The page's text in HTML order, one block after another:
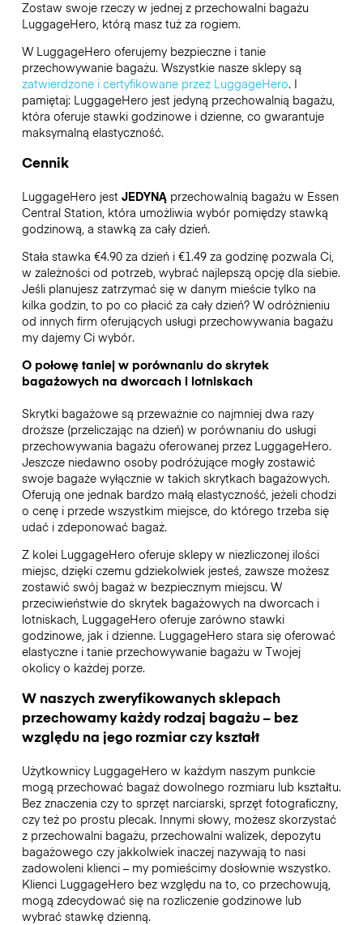
Zostaw swoje rzeczy w jednej z przechowalni bagażu
LuggageHero, którą masz tuż za rogiem.
W LuggageHero oferujemy bezpieczne i tanie
przechowywanie bagażu. Wszystkie nasze sklepy są
zatwierdzone i certyfikowane przez LuggageHero. I
pamiętaj: LuggageHero jest jedyną przechowalnią bagażu,
która oferuje stawki godzinowe i dzienne, co gwarantuje
maksymalną elastyczność.
Cennik
LuggageHero jest JEDYNĄprzechowalnią bagażu w Essen
Central Station, która umożliwia wybór pomiędzy stawką
godzinową, a stawką za cały dzień.
Stała stawka €4.90 za dzień i €1.49 za godzinę pozwala Ci,
w zależności od potrzeb, wybrać najlepszą opcję dla siebie.
Jeśli planujesz zatrzymać się w danym mieście tylko na
kilka godzin, to po co płacić za cały dzień? W odróżnieniu
od innych firm oferujących usługi przechowywania bagażu
my dajemy Ci wybór.
O połowę taniej w porównaniu do skrytek
bagażowych na dworcach i lotniskach
Skrytki bagażowe są przeważnie co najmniej dwa razy
droższe (przeliczając na dzień) w porównaniu do usługi
przechowywania bagażu oferowanej przez LuggageHero.
Jeszcze niedawno osoby podróżujące mogły zostawić
swoje bagaże wyłącznie w takich skrytkach bagażowych.
Oferują one jednak bardzo małą elastyczność, jeżeli chodzi
o cenę i przede wszystkim miejsce, do którego trzeba się
udać i zdeponować bagaż.
Z kolei LuggageHero oferuje sklepy w niezliczonej ilości
miejsc, dzięki czemu gdziekolwiek jesteś, zawsze możesz
zostawić swój bagaż w bezpiecznym miejscu. W
przeciwieństwie do skrytek bagażowych na dworcach i
lotniskach, LuggageHero oferuje zarówno stawki
godzinowe, jak i dzienne. LuggageHero stara się oferować
elastyczne i tanie przechowywanie bagażu w Twojej
okolicy o każdej porze.
W naszych zweryfikowanych sklepach
przechowamy każdy rodzaj bagażu – bez
względu na jego rozmiar czy kształt
Użytkownicy LuggageHero w każdym naszym punkcie
mogą przechować bagaż dowolnego rozmiaru lub kształtu.
Bez znaczenia czy to sprzęt narciarski, sprzęt fotograficzny,
czy też po prostu plecak. Innymi słowy, możesz skorzystać
z przechowalni bagażu, przechowalni walizek, depozytu
bagażowego czy jakkolwiek inaczej nazywają to nasi
zadowoleni klienci – my pomieścimy dosłownie wszystko.
Klienci LuggageHero bez względu na to, co przechowują,
mogą zdecydować się na rozliczenie godzinowe lub
wybrać stawkę dzienną.